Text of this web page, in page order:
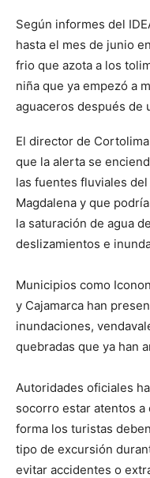
Según informes del
hasta el mes de junio
frio que azota a los
niña que ya empezó a
aguaceros después de
El director de
que la alerta se
las fuentes fluviales
Magdalena y que
la saturación de agua
deslizamientos e
Municipios como
y Cajamarca han
inundaciones,
quebradas que ya han
Autoridades oficiales
socorro estar atentos a
forma los turistas
tipo de excursión
evitar accidentes o